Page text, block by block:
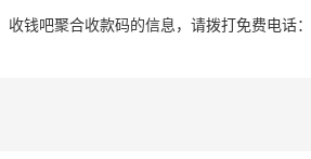
收钱吧聚合收款码的信息，请拨打免费电话：